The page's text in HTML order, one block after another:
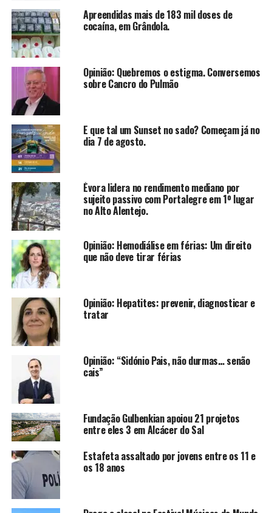
Apreendidas mais de 183 mil doses de
cocaína, em Grândola.
Opinião: Quebremos o estigma. Conversemos
sobre Cancro do Pulmão
E que tal um Sunset no sado? Começam já no
dia 7 de agosto.
Évora lidera no rendimento mediano por
sujeito passivo com Portalegre em 1º lugar
no Alto Alentejo.
Opinião: Hemodiálise em férias: Um direito
que não deve tirar férias
Opinião: Hepatites: prevenir, diagnosticar e
tratar
Opinião: “Sidónio Pais, não durmas… senão
cais”
Fundação Gulbenkian apoiou 21 projetos
entre eles 3 em Alcácer do Sal
Estafeta assaltado por jovens entre os 11 e
os 18 anos